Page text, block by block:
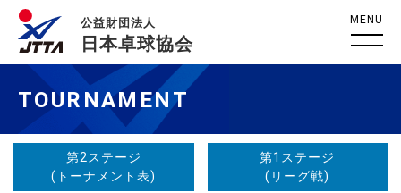
公益財団法人
日本卓球協会
MENU
TOURNAMENT
第2ステージ
(トーナメント表)
第1ステージ
(リーグ戦)